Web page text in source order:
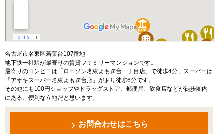
名古屋市名東区若葉台107番地
地下鉄一社駅が最寄りの賃貸ファミリーマンションです。
最寄りのコンビニは「ローソン名東よもぎ台一丁目店」で徒歩4分、スーパーは
「アオキスーパー名東よもぎ台店」があり徒歩6分です。
その他にも100円ショップやドラッグストア、郵便局、飲食店などが徒歩圏内
にある、便利な立地だと思います。
お問合わせはこちら